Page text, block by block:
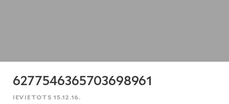
6277546365703698961
IEVIETOTS 15.12.16.